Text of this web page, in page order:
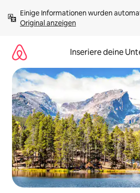
Inhalten
springenOriginal anzeigen
Inseriere deine